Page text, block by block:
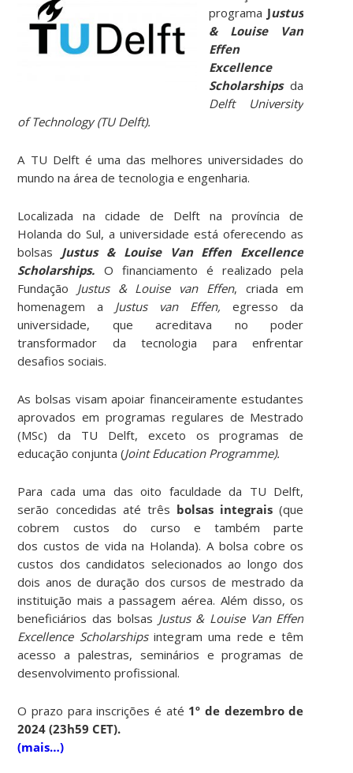
programa Justus
& Louise Van
Effen
Excellence
Scholarshipsda
Delft University
of Technology (TU Delft).
A TU Delft é uma das melhores universidades do
mundo na área de tecnologia e engenharia.
Localizada na cidade de Delft na província de
Holanda do Sul, a universidade está oferecendo as
bolsas Justus & Louise Van Effen Excellence
Scholarships. O financiamento é realizado pela
Fundação Justus & Louise van Effen, criada em
homenagem a Justus van Effen, egresso da
universidade, que acreditava no poder
transformador da tecnologia para enfrentar
desafios sociais.
As bolsas visam apoiar financeiramente estudantes
aprovados em programas regulares de Mestrado
(MSc) da TU Delft, exceto os programas de
educação conjunta (Joint Education Programme).
Para cada uma das oito faculdade da TU Delft,
serão concedidas até três bolsas integrais (que
cobrem custos do curso e também parte
dos custos de vida na Holanda). A bolsa cobre os
custos dos candidatos selecionados ao longo dos
dois anos de duração dos cursos de mestrado da
instituição mais a passagem aérea. Além disso, os
beneficiários das bolsas Justus & Louise Van Effen
Excellence Scholarshipsintegram uma rede e têm
acesso a palestras, seminários e programas de
desenvolvimento profissional.
O prazo para inscrições é até 1º de dezembro de
2024 (23h59 CET).
(mais…)